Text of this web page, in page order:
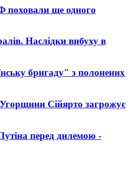
поховали ще одного
Наслідки вибуху в
бригаду" з полонених
Сійярто загрожує
перед дилемою -